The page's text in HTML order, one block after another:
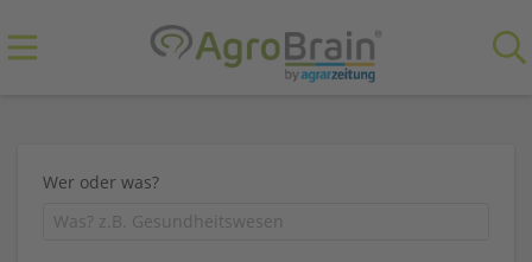
Wer oder was?